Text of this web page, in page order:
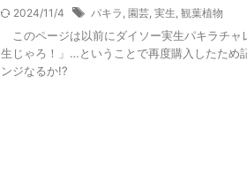
2024/11/4 パキラ 園芸 実生 観葉植物
このページは以前にダイソー実生パキラチャ
生じゃろ！」…ということで再度購入したため
ンジなるか!?